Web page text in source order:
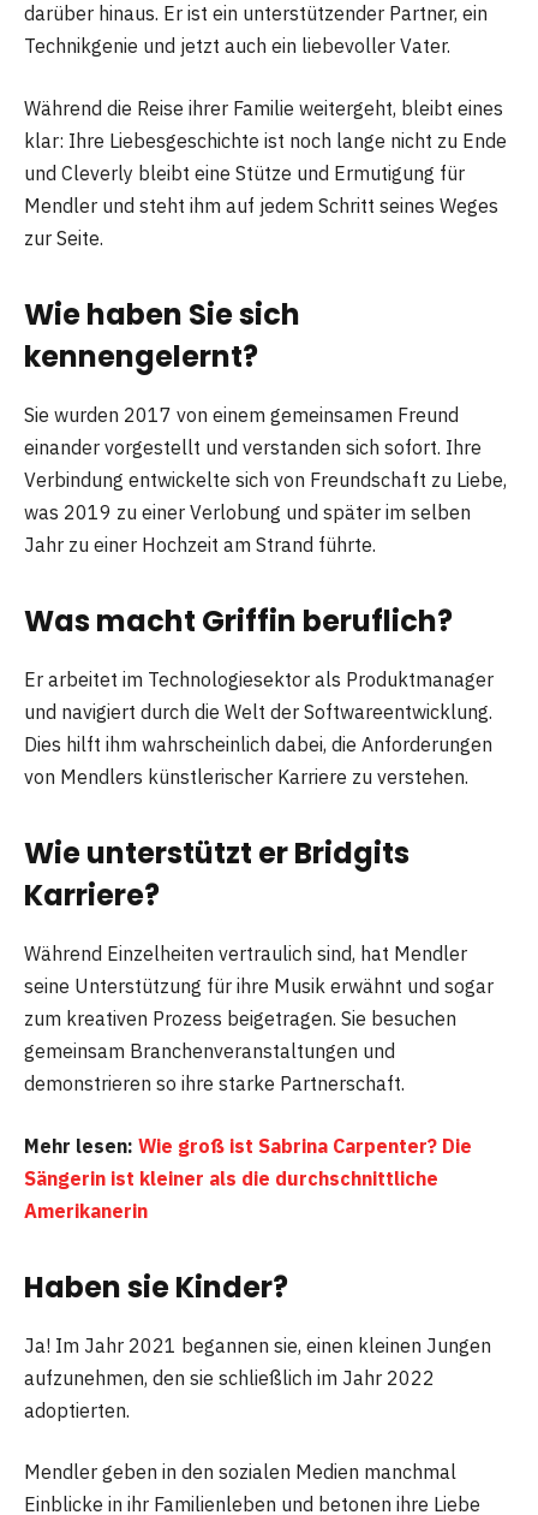
darüber hinaus. Er ist ein unterstützender Partner, ein
Technikgenie und jetzt auch ein liebevoller Vater.
Während die Reise ihrer Familie weitergeht, bleibt eines
klar: Ihre Liebesgeschichte ist noch lange nicht zu Ende
und Cleverly bleibt eine Stütze und Ermutigung für
Mendler und steht ihm auf jedem Schritt seines Weges
zur Seite.
Wie haben Sie sich
kennengelernt?
Sie wurden 2017 von einem gemeinsamen Freund
einander vorgestellt und verstanden sich sofort. Ihre
Verbindung entwickelte sich von Freundschaft zu Liebe,
was 2019 zu einer Verlobung und später im selben
Jahr zu einer Hochzeit am Strand führte.
Was macht Griffin beruflich?
Er arbeitet im Technologiesektor als Produktmanager
und navigiert durch die Welt der Softwareentwicklung.
Dies hilft ihm wahrscheinlich dabei, die Anforderungen
von Mendlers künstlerischer Karriere zu verstehen.
Wie unterstützt er Bridgits
Karriere?
Während Einzelheiten vertraulich sind, hat Mendler
seine Unterstützung für ihre Musik erwähnt und sogar
zum kreativen Prozess beigetragen. Sie besuchen
gemeinsam Branchenveranstaltungen und
demonstrieren so ihre starke Partnerschaft.
Mehr lesen: Wie groß ist Sabrina Carpenter? Die
Sängerin ist kleiner als die durchschnittliche
Amerikanerin
Haben sie Kinder?
Ja! Im Jahr 2021 begannen sie, einen kleinen Jungen
aufzunehmen, den sie schließlich im Jahr 2022
adoptierten.
Mendler geben in den sozialen Medien manchmal
Einblicke in ihr Familienleben und betonen ihre Liebe